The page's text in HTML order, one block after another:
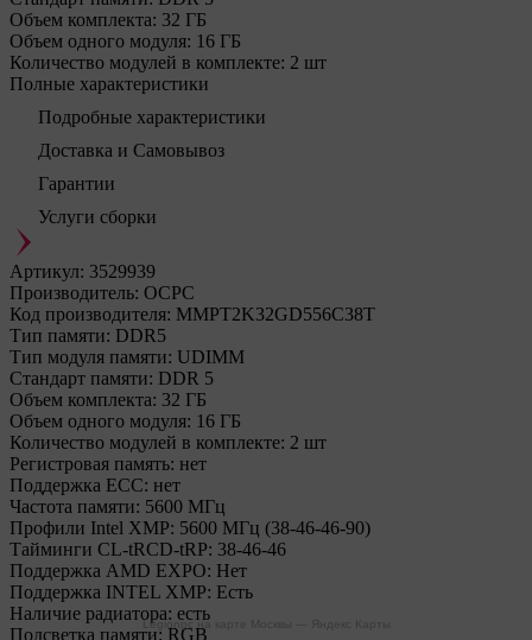
Объем комплекта: 32 ГБ
Объем одного модуля: 16 ГБ
Количество модулей в комплекте: 2 шт
Полные характеристики
Подробные характеристики
Доставка и Самовывоз
Гарантии
Услуги сборки
Артикул: 3529939
Производитель: OCPC
Код производителя: MMPT2K32GD556C38T
Тип памяти: DDR5
Тип модуля памяти: UDIMM
Стандарт памяти: DDR 5
Объем комплекта: 32 ГБ
Объем одного модуля: 16 ГБ
Количество модулей в комплекте: 2 шт
Регистровая память: нет
Поддержка ECC: нет
Частота памяти: 5600 МГц
Профили Intel XMP: 5600 МГц (38-46-46-90)
Тайминги CL-tRCD-tRP: 38-46-46
Поддержка AMD EXPO: Нет
Поддержка INTEL XMP: Есть
Наличие радиатора: есть
Подсветка памяти: RGB
Legionpc на карте Москвы — Яндекс Карты